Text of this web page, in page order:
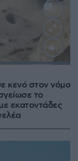
κενό στον νόμο
το
εκατοντάδες